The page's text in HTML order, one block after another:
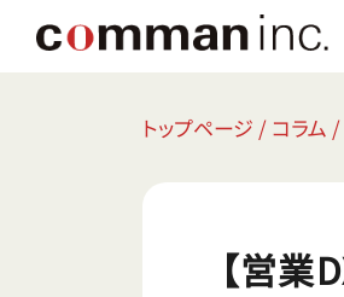
トップページ / コラム /
【営業